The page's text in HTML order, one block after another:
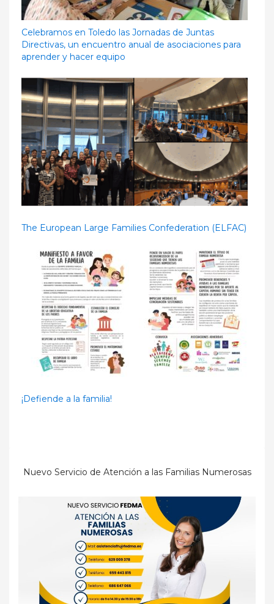
Celebramos en Toledo las Jornadas de Juntas
Directivas, un encuentro anual de asociaciones para
aprender y hacer equipo
The European Large Families Confederation (ELFAC)
¡Defiende a la familia!
Nuevo Servicio de Atención a las Familias Numerosas